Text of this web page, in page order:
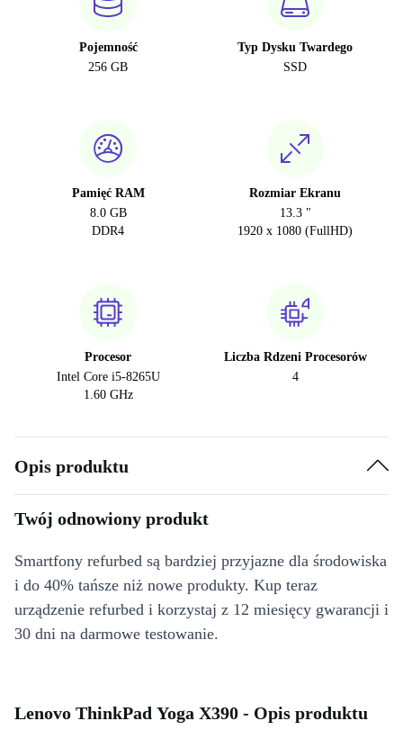
Pojemność
256 GB
Typ Dysku Twardego
SSD
Pamięć RAM
8.0 GB
DDR4
Rozmiar Ekranu
13.3 "
1920 x 1080 (FullHD)
Procesor
Intel Core i5-8265U
1.60 GHz
Liczba Rdzeni Procesorów
4
Opis produktu
Twój odnowiony produkt
Smartfony refurbed są bardziej przyjazne dla środowiska
i do 40% tańsze niż nowe produkty. Kup teraz
urządzenie refurbed i korzystaj z 12 miesięcy gwarancji i
30 dni na darmowe testowanie.
Lenovo ThinkPad Yoga X390 - Opis produktu